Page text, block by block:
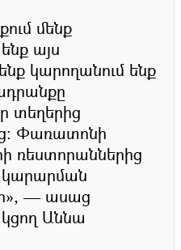
մենք
այս
կարողանում ենք
տեղերից
Փառատոնի
ռեստորաններից
— ասաց
Աննա